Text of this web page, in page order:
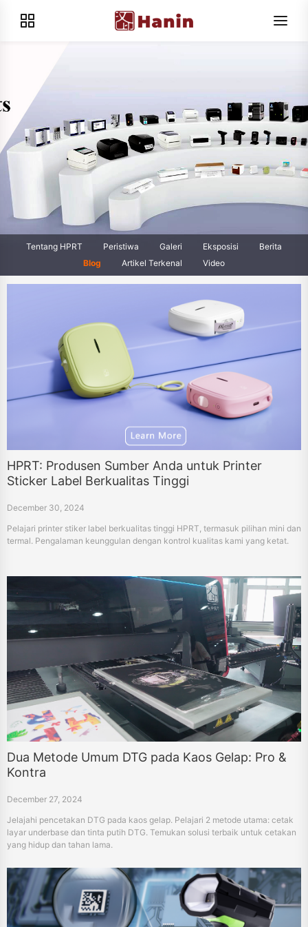
Tentang HPRT Peristiwa Galeri Eksposisi
Berita
Blog
Artikel Terkenal Video
HPRT: Produsen Sumber Anda untuk Printer
Sticker Label Berkualitas Tinggi
December 30, 2024
Pelajari printer stiker label berkualitas tinggi HPRT, termasuk pilihan mini dan
termal. Pengalaman keunggulan dengan kontrol kualitas kami yang ketat.
Dua Metode Umum DTG pada Kaos Gelap: Pro &
Kontra
December 27, 2024
Jelajahi pencetakan DTG pada kaos gelap. Pelajari 2 metode utama: cetak
layar underbase dan tinta putih DTG. Temukan solusi terbaik untuk cetakan
yang hidup dan tahan lama.